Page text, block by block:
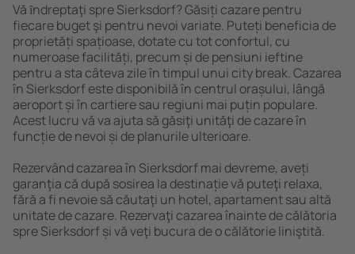
Vă ȋndreptaţi spre Sierksdorf? Găsiți cazare pentru
fiecare buget şi pentru nevoi variate. Puteți beneficia de
proprietăți spațioase, dotate cu tot confortul, cu
numeroase facilități, precum și de pensiuni ieftine
pentru a sta câteva zile în timpul unui city break. Cazarea
în Sierksdorf este disponibilă în centrul orașului, lângă
aeroport și în cartiere sau regiuni mai puțin populare.
Acest lucru vă va ajuta să găsiţi unităţi de cazare în
funcție de nevoi și de planurile ulterioare.
Rezervând cazarea în Sierksdorf mai devreme, aveți
garanţia că după sosirea la destinație vă puteţi relaxa,
fără a fi nevoie să căutaţi un hotel, apartament sau altă
unitate de cazare. Rezervaţi cazarea înainte de călătoria
spre Sierksdorf și vă veţi bucura de o călătorie liniştită.